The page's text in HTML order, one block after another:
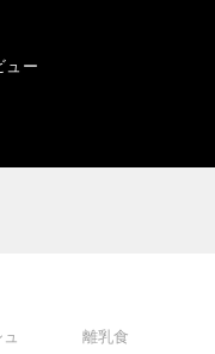
ュー
離乳食